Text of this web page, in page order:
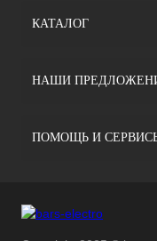
КАТАЛОГ
НАШИ
ПОМОЩЬ И